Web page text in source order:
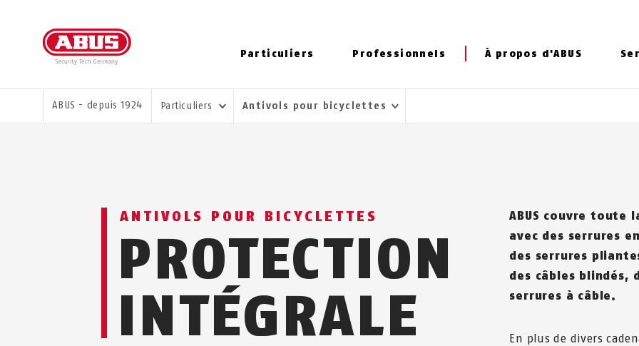
Particuliers Professionnels À propos d'ABUS
VOUS ÊTES ICI:
ABUS - depuis 1924 Particuliers Antivols pour bicyclettes
ANTIVOLS POUR BICYCLETTES
PROTECTION
INTÉGRALE
ABUS couvre toute
avec des serrures
des serrures
des câbles blindés,
serrures à câble.
En plus de divers